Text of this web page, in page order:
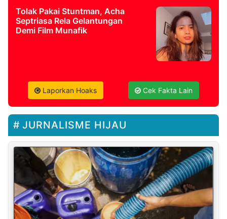
Tolak Pakai Stuntman, Acha
Septriasa Rela Gelantungan
Demi Film Munafik
Laporkan Hoaks Cek Fakta Lain
JURNALISME HIJAU